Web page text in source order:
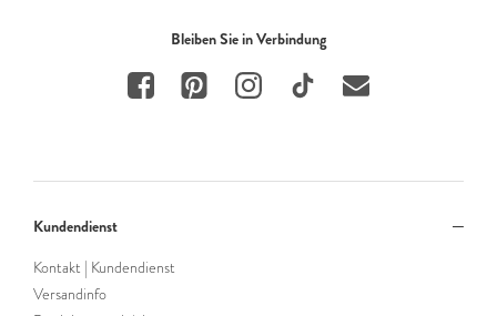
Bleiben Sie in Verbindung
Kundendienst
Kontakt | Kundendienst
Versandinfo